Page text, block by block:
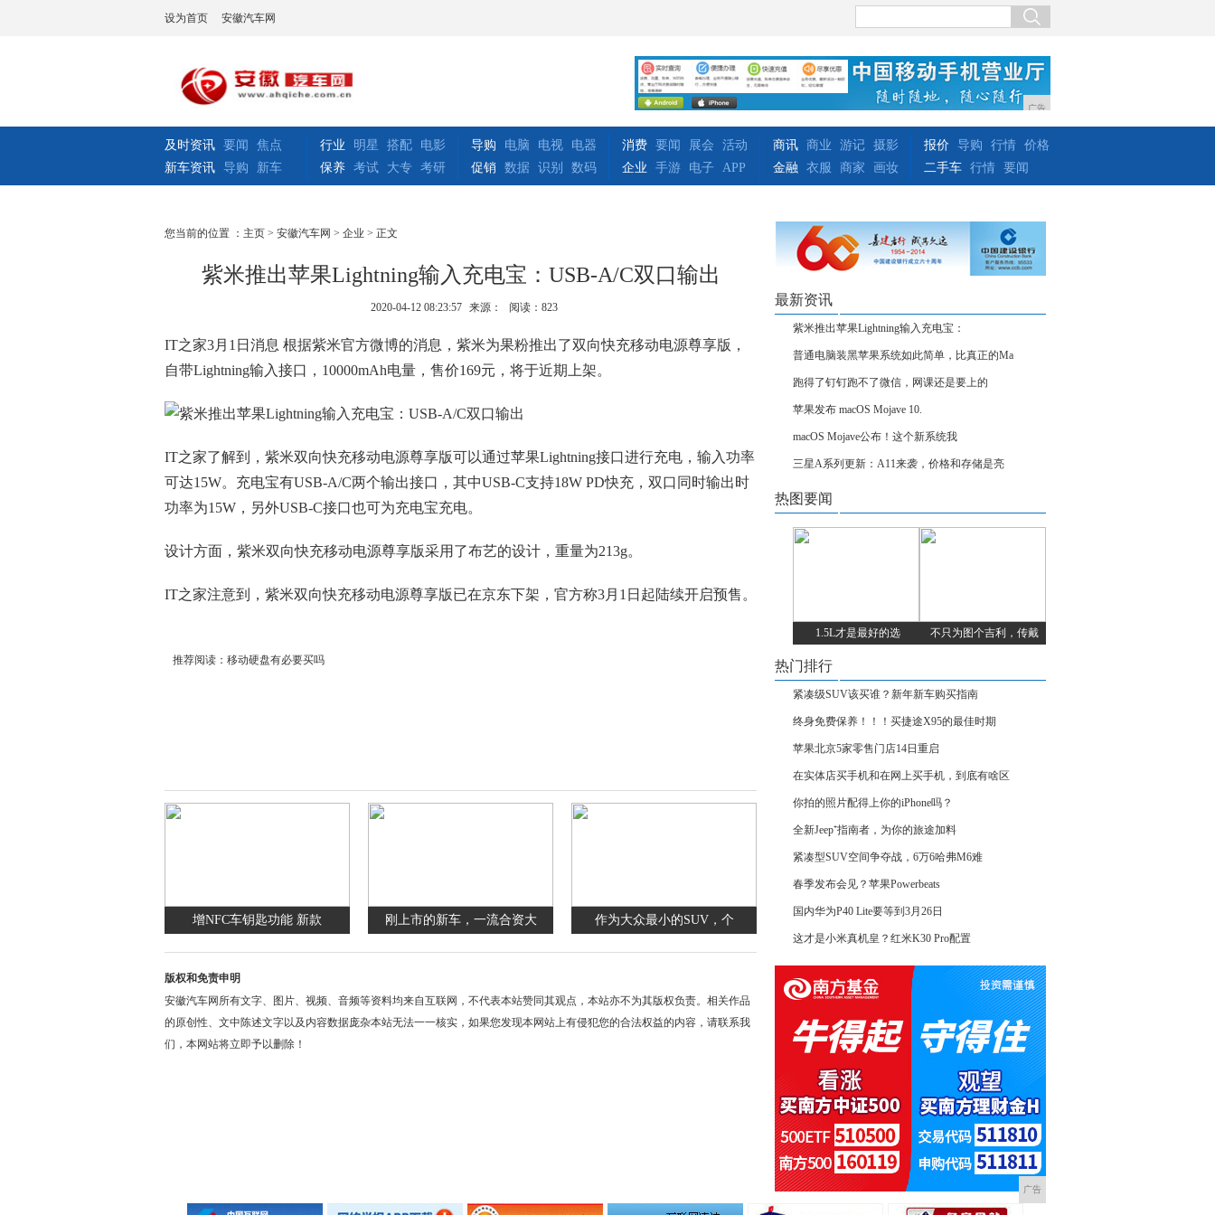
设为首页 安徽汽车网
广告
及时资讯 要闻
焦点
新车资讯 导购 新车
行业 明星 搭配
电影
保养 考试 大专 考研
导购 电脑 电视
电器
促销
数据 识别 数码
消费 要闻 展会
活动
企业
手游 电子 APP
商讯 商业 游记 摄影
金融
衣服 商家 画妆
报价 导购 行情 价格
二手车 行情 要闻
您当前的位置 ： 主页 > 安徽汽车网 > 企业 > 正文
紫米推出苹果Lightning输入充电宝：USB-A/C双口输出
2020-04-12 08:23:57 来源： 阅读：823
IT之家3月1日消息 根据紫米官方微博的消息，紫米为果粉推出了双向快充移动电源尊享版，
自带Lightning输入接口 ，10000mAh电量，售价169元，将于近期上架。
IT之家了解到，紫米双向快充移动电源尊享版可以通过苹果Lightning接口进行充电，输入功率
可达15W。充电宝有USB-A/C两个输出接口，其中USB-C支持18W PD快充，双口同时输出时
功率为15W，另外USB-C接口也可为充电宝充电。
设计方面，紫米双向快充移动电源尊享版采用了布艺的设计，重量为213g。
IT之家注意到，紫米双向快充移动电源尊享版已在京东下架，官方称3月1日起陆续开启预售。
推荐阅读： 移动硬盘有必要买吗
增NFC车钥匙功能 新款 刚上市的新车，一流合资大 作为大众最小的SUV，个
版权和免责申明
安徽汽车网所有文字、图片、视频、音频等资料均来自互联网，不代表本站赞同其观点，本站亦不为其版权负责。相关作品
的原创性、文中陈述文字以及内容数据庞杂本站无法一一核实，如果您发现本网站上有侵犯您的合法权益的内容，请联系我
们，本网站将立即予以删除！
最新资讯
紫米推出苹果Lightning输入充电宝：
普通电脑装黑苹果系统如此简单，比真正的Ma
跑得了钉钉跑不了微信，网课还是要上的
苹果发布 macOS Mojave 10.
macOS Mojave公布！这个新系统我
三星A系列更新：A11来袭，价格和存储是亮
热图要闻
1.5L才是最好的选 不只为图个吉利，传戴
热门排行
紧凑级SUV该买谁？新年新车购买指南
终身免费保养！！！买捷途X95的最佳时期
苹果北京5家零售门店14日重启
在实体店买手机和在网上买手机，到底有啥区
你拍的照片配得上你的iPhone吗？
全新Jeep⁺指南者，为你的旅途加料
紧凑型SUV空间争夺战，6万6哈弗M6难
春季发布会见？苹果Powerbeats
国内华为P40 Lite要等到3月26日
这才是小米真机皇？红米K30 Pro配置
广告